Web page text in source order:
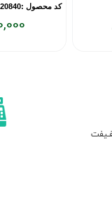
کد محصول :120840